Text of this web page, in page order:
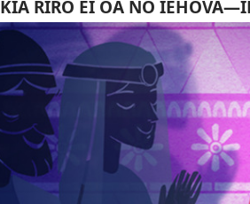
KIA RIRO EI OA NO